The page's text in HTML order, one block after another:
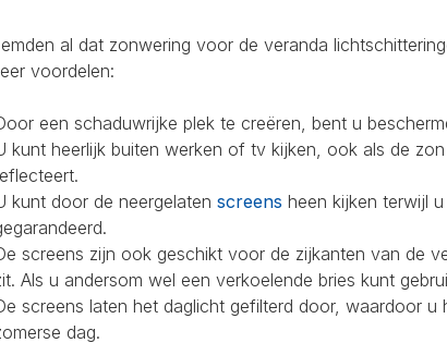
al dat zonwering voor de veranda
voordelen:
een schaduwrijke plek te creëren, bent u
kunt heerlijk buiten werken of tv kijken, ook als de
kunt door de neergelaten screens heen kijken terwijl
screens zijn ook geschikt voor de zijkanten van de
Als u andersom wel een verkoelende bries kunt
screens laten het daglicht gefilterd door, waardoor
dag.